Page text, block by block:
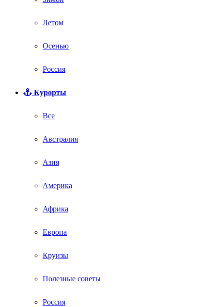
Летом
Осенью
Россия
Курорты
Все
Австралия
Азия
Америка
Африка
Европа
Круизы
Полезные советы
Россия